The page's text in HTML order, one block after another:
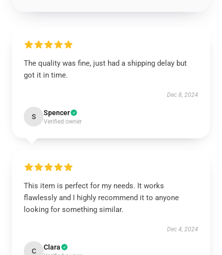
The quality was fine, just had a shipping delay but
got it in time.
Dec 8, 2024
S Spencer
Verified owner
This item is perfect for my needs. It works
flawlessly and I highly recommend it to anyone
looking for something similar.
Dec 4, 2024
C Clara